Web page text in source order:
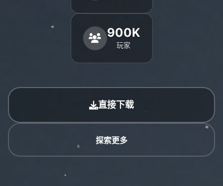
900K
玩家
直接下载
探索更多